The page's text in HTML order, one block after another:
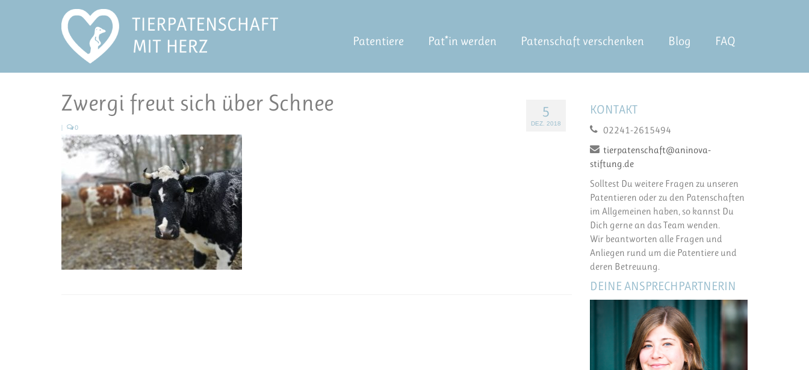
Patentiere Pat*in werden Patenschaft verschenken Blog FAQ
5
DEZ. 2018
Zwergi freut sich über Schnee
0
KONTAKT
02241-2615494
tierpatenschaft@aninova-
stiftung.de
Solltest Du weitere Fragen zu unseren
Patentieren oder zu den Patenschaften
im Allgemeinen haben, so kannst Du
Dich gerne an das Team wenden.
Wir beantworten alle Fragen und
Anliegen rund um die Patentiere und
deren Betreuung.
DEINE ANSPRECHPARTNERIN